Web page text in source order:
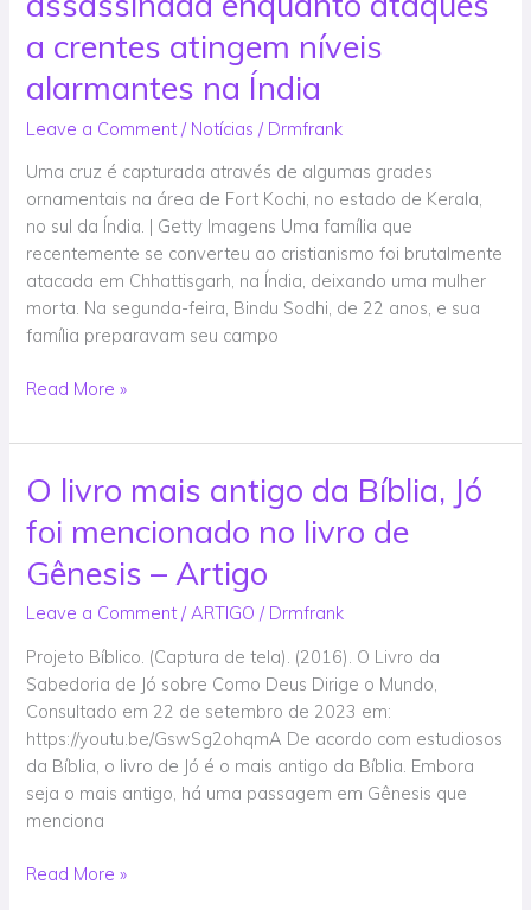
a crentes atingem níveis
alarmantes na Índia
Leave a Comment / Notícias / Drmfrank
Uma cruz é capturada através de algumas grades
ornamentais na área de Fort Kochi, no estado de Kerala,
no sul da Índia. | Getty Imagens Uma família que
recentemente se converteu ao cristianismo foi brutalmente
atacada em Chhattisgarh, na Índia, deixando uma mulher
morta. Na segunda-feira, Bindu Sodhi, de 22 anos, e sua
família preparavam seu campo
brutalmente
assassinada
enquanto
ataques
a
atingem
níveis
alarmantes
na
Índia
Read More »
O livro mais antigo da Bíblia, Jó
foi mencionado no livro de
Gênesis – Artigo
Leave a Comment /ARTIGO / Drmfrank
Projeto Bíblico. (Captura de tela). (2016). O Livro da
Sabedoria de Jó sobre Como Deus Dirige o Mundo,
Consultado em 22 de setembro de 2023 em:
https://youtu.be/GswSg2ohqmA De acordo com estudiosos
da Bíblia, o livro de Jó é o mais antigo da Bíblia. Embora
seja o mais antigo, há uma passagem em Gênesis que
menciona
O
livro
mais
antigo
da
Bíblia,
Jó
foi
mencionado
no
livro
de
Gênesis
Artigo
Read More »